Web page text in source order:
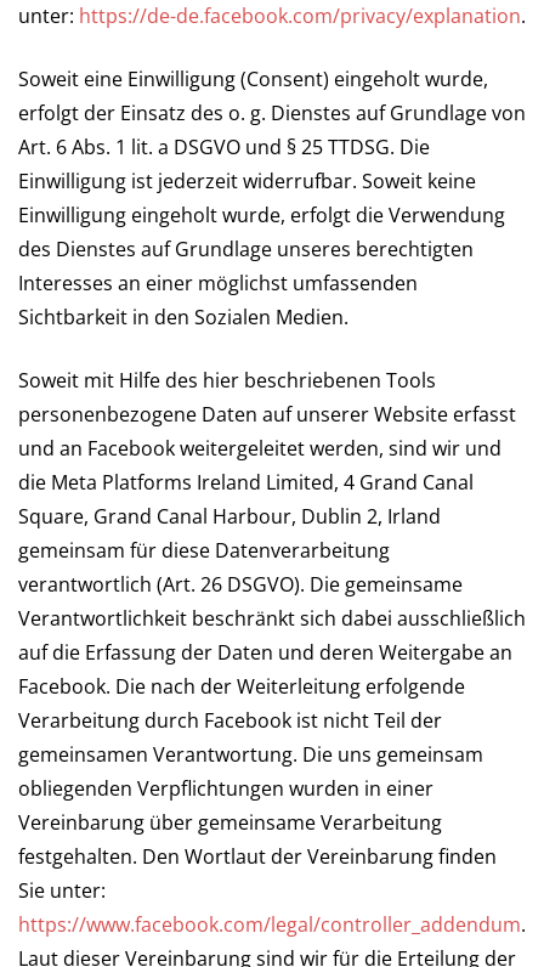
unter: https://de-de.facebook.com/privacy/explanation.
Soweit eine Einwilligung (Consent) eingeholt wurde,
erfolgt der Einsatz des o. g. Dienstes auf Grundlage von
Art. 6 Abs. 1 lit. a DSGVO und § 25 TTDSG. Die
Einwilligung ist jederzeit widerrufbar. Soweit keine
Einwilligung eingeholt wurde, erfolgt die Verwendung
des Dienstes auf Grundlage unseres berechtigten
Interesses an einer möglichst umfassenden
Sichtbarkeit in den Sozialen Medien.
Soweit mit Hilfe des hier beschriebenen Tools
personenbezogene Daten auf unserer Website erfasst
und an Facebook weitergeleitet werden, sind wir und
die Meta Platforms Ireland Limited, 4 Grand Canal
Square, Grand Canal Harbour, Dublin 2, Irland
gemeinsam für diese Datenverarbeitung
verantwortlich (Art. 26 DSGVO). Die gemeinsame
Verantwortlichkeit beschränkt sich dabei ausschließlich
auf die Erfassung der Daten und deren Weitergabe an
Facebook. Die nach der Weiterleitung erfolgende
Verarbeitung durch Facebook ist nicht Teil der
gemeinsamen Verantwortung. Die uns gemeinsam
obliegenden Verpflichtungen wurden in einer
Vereinbarung über gemeinsame Verarbeitung
festgehalten. Den Wortlaut der Vereinbarung finden
Sie unter:
https://www.facebook.com/legal/controller_addendum.
Laut dieser Vereinbarung sind wir für die Erteilung der